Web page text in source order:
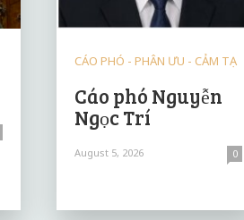
CÁO PHÓ - PHÂN ƯU - CẢM TẠ
Cáo phó Nguyễn
Ngọc Trí
August 5, 2026 0